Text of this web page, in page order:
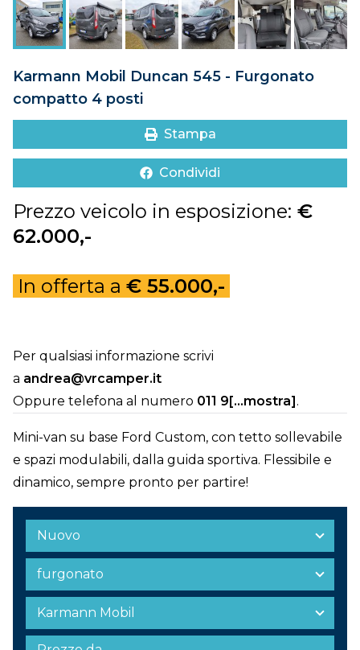
DOVE SIAMO
CONTATTI
Karmann Mobil Duncan 545 - Furgonato
compatto 4 posti
Stampa
Condividi
Prezzo veicolo in esposizione: €
62.000,-
In offerta a € 55.000,-
Per qualsiasi informazione scrivi
a andrea@vrcamper.it
Oppure telefona al numero 011 9[...mostra].
Mini-van su base Ford Custom, con tetto sollevabile
e spazi modulabili, dalla guida sportiva. Flessibile e
dinamico, sempre pronto per partire!